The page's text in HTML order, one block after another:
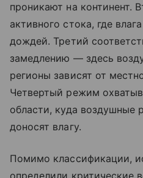
проникают на континент.
активного стока, где
дождей. Третий
замедлению — здесь
регионы зависят от
Четвертый режим
области, куда воздушные
доносят влагу.
Помимо классификации,